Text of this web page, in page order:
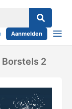
Aanmelden
2